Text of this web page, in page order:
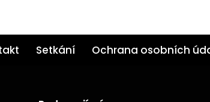
Setkání Ochrana osobních